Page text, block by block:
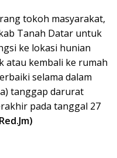
tokoh masyarakat,
Tanah Datar untuk
ke lokasi hunian
atau kembali ke rumah
selama dalam
tanggap darurat
pada tanggal 27
Red.Jm)